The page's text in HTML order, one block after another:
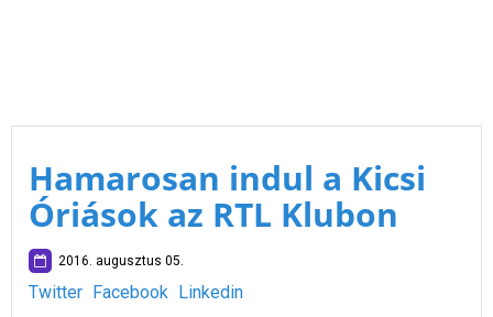
Hamarosan indul a Kicsi
Óriások az RTL Klubon
2016. augusztus 05.
Twitter Facebook Linkedin